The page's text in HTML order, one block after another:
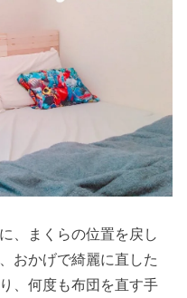
、まくらの位置を戻し
おかげで綺麗に直した
、何度も布団を直す手